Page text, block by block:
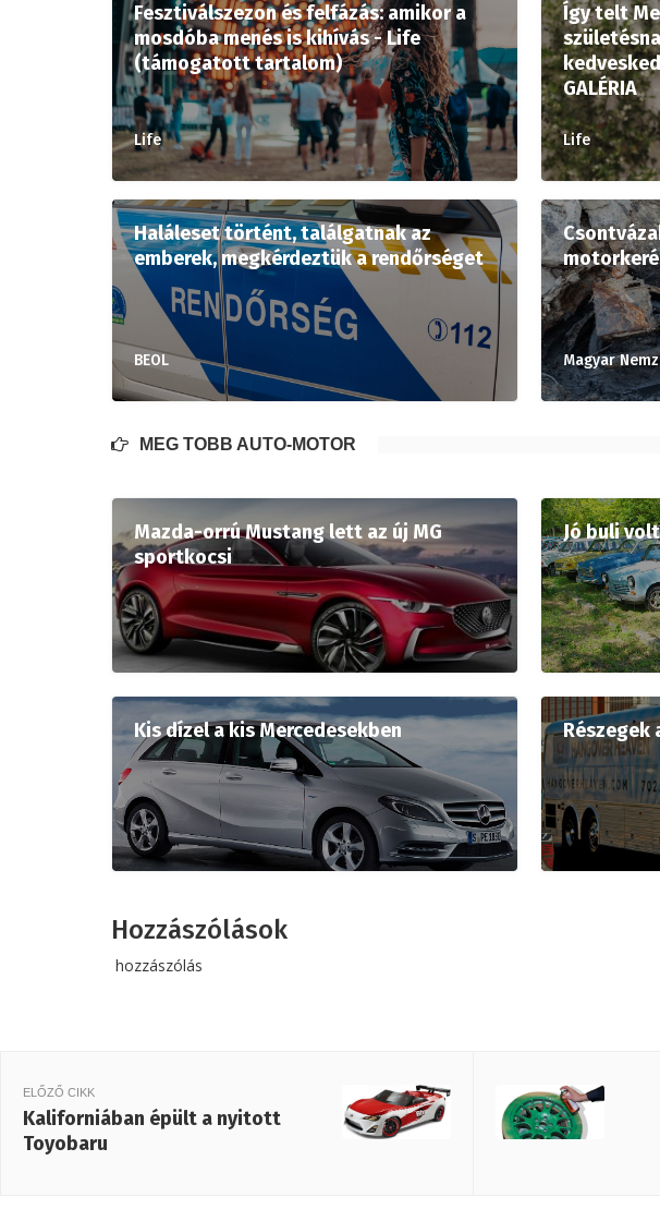
Fesztiválszezon és felfázás: amikor a
mosdóba menés is kihívás - Life
(támogatott tartalom)
Life
Így telt
GALÉRIA
Life
Haláleset történt, találgatnak az
emberek, megkérdeztük a rendőrséget
BEOL Magyar
MÉG TÖBB AUTÓ-MOTOR
Mazda-orrú Mustang lett az új MG
sportkocsi
Jó buli
Kis dízel a kis Mercedesekben Részegek
Hozzászólások
hozzászólás
ELŐZŐ CIKK
Kaliforniában épült a nyitott
Toyobaru